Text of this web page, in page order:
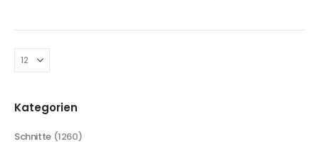
Kategorien
Schnitte (1260)